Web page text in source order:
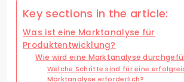
Key sections in the article:
Was ist eine Marktanalyse für
Produktentwicklung?
Wie wird eine Marktanalyse
Welche Schritte sind für eine
Marktanalyse erforderlich?